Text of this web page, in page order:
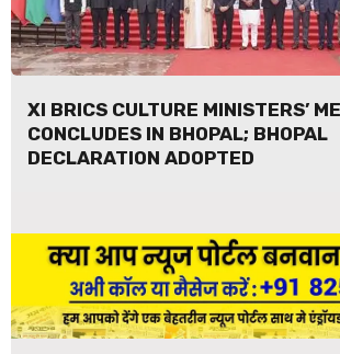
XI BRICS CULTURE MINISTERS’
CONCLUDES IN BHOPAL; BHOPAL
DECLARATION ADOPTED